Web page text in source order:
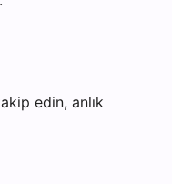
edin, anlık